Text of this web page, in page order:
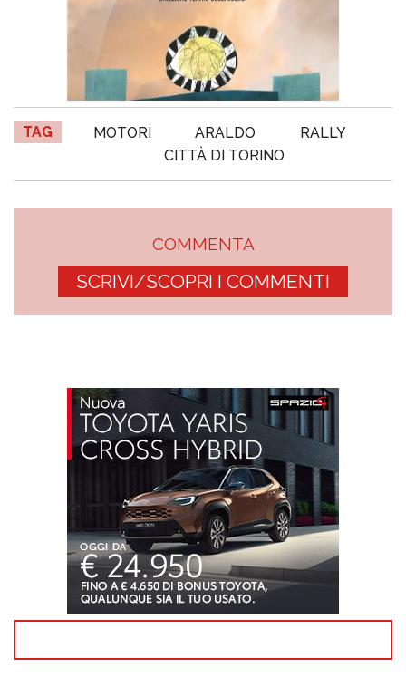
TAG MOTORI ARALDO
RALLY
CITTÀ DI TORINO
COMMENTA
SCRIVI/SCOPRI I COMMENTI